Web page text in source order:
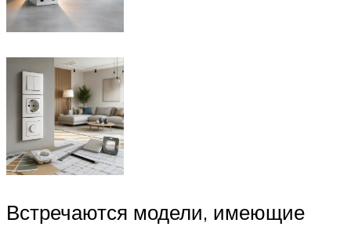
Встречаются модели, имеющие